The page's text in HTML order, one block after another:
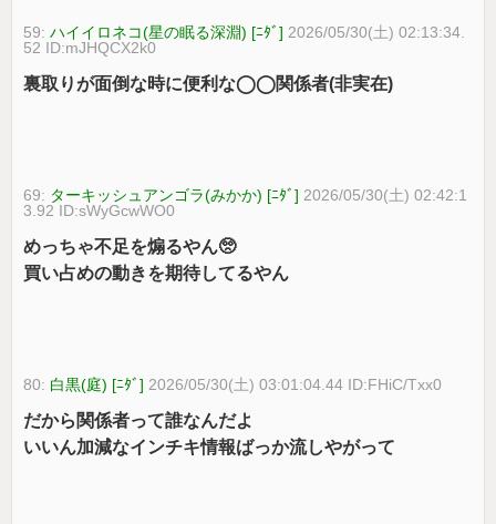
59:ハイイロネコ(星の眠る深淵) [ﾆﾀﾞ] 2026/05/30(土) 02:13:34.
52 ID:mJHQCX2k0
裏取りが面倒な時に便利な◯◯関係者(非実在)
69: ターキッシュアンゴラ(みかか) [ﾆﾀﾞ] 2026/05/30(土) 02:42:1
3.92 ID:sWyGcwWO0
めっちゃ不足を煽るやん🥺
買い占めの動きを期待してるやん
80: 白黒(庭) [ﾆﾀﾞ] 2026/05/30(土) 03:01:04.44 ID:FHiC/Txx0
だから関係者って誰なんだよ
いいん加減なインチキ情報ばっか流しやがって